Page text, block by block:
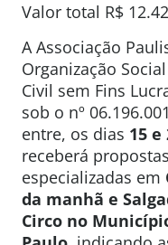
Valor total R$
A Associação
Organização
Civil sem Fins
sob o nº
entre, os dias 15 e
receberá
especializadas em
da manhã e
Circo no